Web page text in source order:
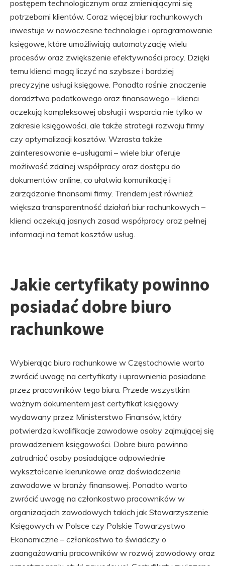
postępem technologicznym oraz zmieniającymi się
potrzebami klientów. Coraz więcej biur rachunkowych
inwestuje w nowoczesne technologie i oprogramowanie
księgowe, które umożliwiają automatyzację wielu
procesów oraz zwiększenie efektywności pracy. Dzięki
temu klienci mogą liczyć na szybsze i bardziej
precyzyjne usługi księgowe. Ponadto rośnie znaczenie
doradztwa podatkowego oraz finansowego – klienci
oczekują kompleksowej obsługi i wsparcia nie tylko w
zakresie księgowości, ale także strategii rozwoju firmy
czy optymalizacji kosztów. Wzrasta także
zainteresowanie e-usługami – wiele biur oferuje
możliwość zdalnej współpracy oraz dostępu do
dokumentów online, co ułatwia komunikację i
zarządzanie finansami firmy. Trendem jest również
większa transparentność działań biur rachunkowych –
klienci oczekują jasnych zasad współpracy oraz pełnej
informacji na temat kosztów usług.
Jakie certyfikaty powinno
posiadać dobre biuro
rachunkowe
Wybierając biuro rachunkowe w Częstochowie warto
zwrócić uwagę na certyfikaty i uprawnienia posiadane
przez pracowników tego biura. Przede wszystkim
ważnym dokumentem jest certyfikat księgowy
wydawany przez Ministerstwo Finansów, który
potwierdza kwalifikacje zawodowe osoby zajmującej się
prowadzeniem księgowości. Dobre biuro powinno
zatrudniać osoby posiadające odpowiednie
wykształcenie kierunkowe oraz doświadczenie
zawodowe w branży finansowej. Ponadto warto
zwrócić uwagę na członkostwo pracowników w
organizacjach zawodowych takich jak Stowarzyszenie
Księgowych w Polsce czy Polskie Towarzystwo
Ekonomiczne – członkostwo to świadczy o
zaangażowaniu pracowników w rozwój zawodowy oraz